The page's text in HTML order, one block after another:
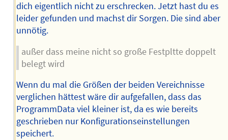
dich eigentlich nicht zu erschrecken. Jetzt hast du es
leider gefunden und machst dir Sorgen. Die sind aber
unnötig.
außer dass meine nicht so große Festpltte doppelt
belegt wird
Wenn du mal die Größen der beiden Vereichnisse
verglichen hättest wäre dir aufgefallen, dass das
ProgrammData viel kleiner ist, da es wie bereits
geschrieben nur Konfigurationseinstellungen
speichert.